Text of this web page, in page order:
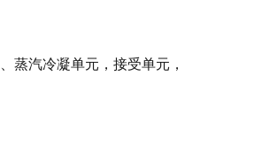
蒸汽冷凝单元，接受单元，